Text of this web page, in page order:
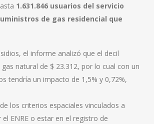
1.631.846 usuarios del servicio
de gas residencial que
el informe analizó que el decil
natural de $ 23.312, por lo cual con un
tendría un impacto de 1,5% y 0,72%,
los criterios espaciales vinculados a
ENRE o estar en el registro de